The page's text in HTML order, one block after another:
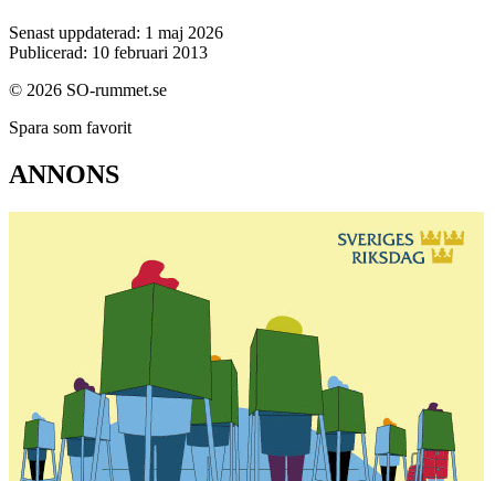
Senast uppdaterad: 1 maj 2026
Publicerad: 10 februari 2013
© 2026 SO-rummet.se
Spara som favorit
ANNONS